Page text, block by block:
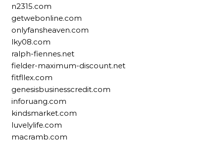
n2315.com
getwebonline.com
onlyfansheaven.com
lky08.com
ralph-fiennes.net
fielder-maximum-discount.net
fitfllex.com
genesisbusinesscredit.com
inforuang.com
kindsmarket.com
luvelylife.com
macramb.com